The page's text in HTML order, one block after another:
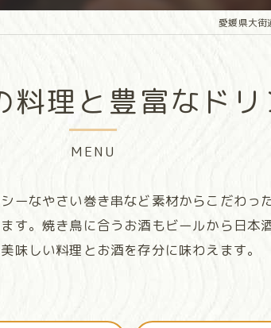
愛媛県大街
料理と豊富なド
MENU
ーなやさい巻き串など素材からこだわ
す。焼き鳥に合うお酒もビールから日
味しい料理とお酒を存分に味わえます。